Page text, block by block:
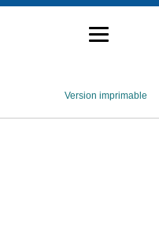
Version imprimable